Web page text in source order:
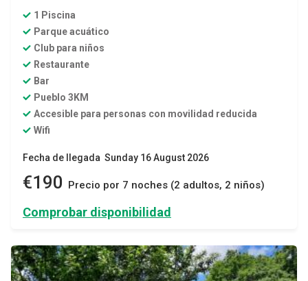
1 Piscina
Parque acuático
Club para niños
Restaurante
Bar
Pueblo 3KM
Accesible para personas con movilidad reducida
Wifi
Fecha de llegada Sunday 16 August 2026
€190 Precio por 7 noches (2 adultos, 2 niños)
Comprobar disponibilidad